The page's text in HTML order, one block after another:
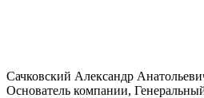
Сачковский Александр
Основатель компании,